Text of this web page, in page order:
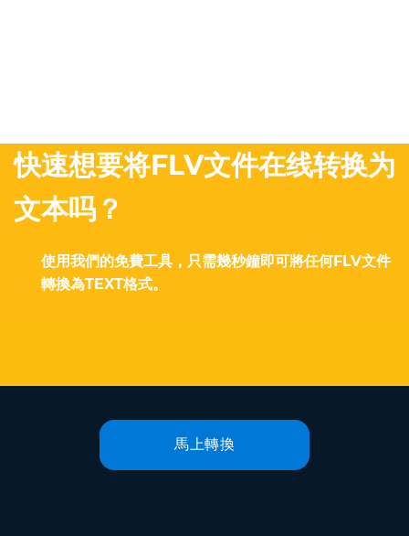
快速想要将FLV文件在线转换为
文本吗？
使用我們的免費工具，只需幾秒鐘即可將任何FLV文件
轉換為TEXT格式。
馬上轉換